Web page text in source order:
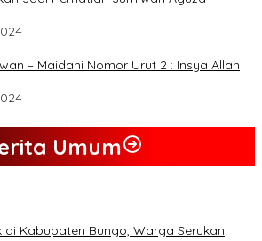
– Maidani Nomor Urut 2 : Insya Allah
Umum
di Kabupaten Bungo, Warga Serukan